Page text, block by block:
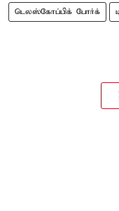
டெலஸ்கோப்பிக் போர்க்